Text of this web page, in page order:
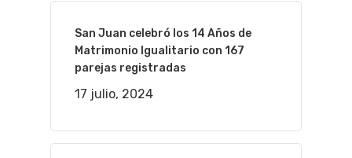
San Juan celebró los 14 Años de
Matrimonio Igualitario con 167
parejas registradas
17 julio, 2024